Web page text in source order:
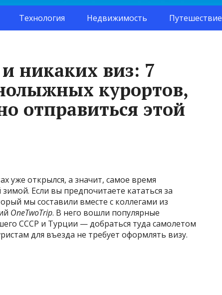
Технология Недвижимость Путешествие
никаких виз: 7
курортов,
отправиться этой
уже открылся, а значит, самое время
Если вы предпочитаете кататься за
мы составили вместе с коллегами из
OneTwoTrip. В него вошли популярные
СССР и Турции — добраться туда самолетом
для въезда не требует оформлять визу.